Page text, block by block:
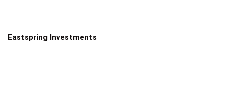
Eastspring Investments